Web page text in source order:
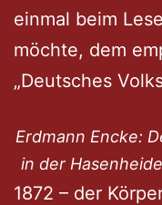
einmal beim
möchte, dem
„Deutsches
Erdmann Encke:
in der
1872 – der